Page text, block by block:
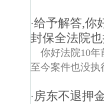
·给予解答,你
封保全法院
你好法院10
至今案件也没执
· 房东不退押